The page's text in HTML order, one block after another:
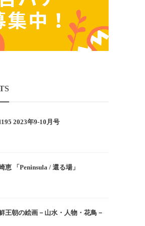
2023年9-10月号
恵 「Peninsula / 還る場」
王朝の絵画－山水・人物・花鳥－